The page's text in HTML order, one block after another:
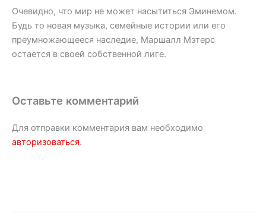
Очевидно, что мир не может насытиться Эминемом.
Будь то новая музыка, семейные истории или его
преумножающееся наследие, Маршалл Мэтерс
остается в своей собственной лиге.
Оставьте комментарий
Для отправки комментария вам необходимо
авторизоваться.